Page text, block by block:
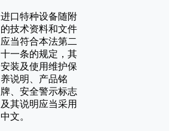
进口特种设备随附
的技术资料和文件
应当符合本法第二
十一条的规定，其
安装及使用维护保
养说明、产品铭
牌、安全警示标志
及其说明应当采用
中文。